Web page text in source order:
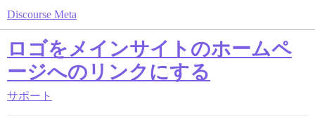
Discourse Meta
ロゴをメインサイトのホームペ
ージへのリンクにする
サポート